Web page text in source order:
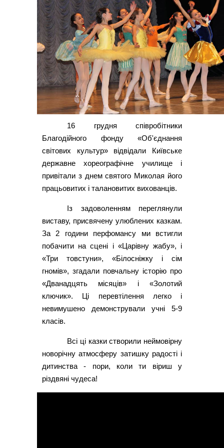
16 грудня співробітники
Благодійного фонду «Об'єднання
світових культур» відвідали Київське
державне хореографічне училище і
привітали з днем святого Миколая його
працьовитих і талановитих вихованців.
Із задоволенням переглянули
виставу, присвячену улюблених казкам.
За 2 години перфомансу ми встигли
побачити на сцені і «Царівну жабу», і
«Три товстуни», «Білосніжку і сім
гномів», згадали повчальну історію про
«Дванадцять місяців» і «Золотий
ключик». Ці перевтілення легко і
невимушено демонстрували учні 5-9
класів.
Всі ці казки створили неймовірну
новорічну атмосферу затишку радості і
дитинства - пори, коли ти віриш у
різдвяні чудеса!